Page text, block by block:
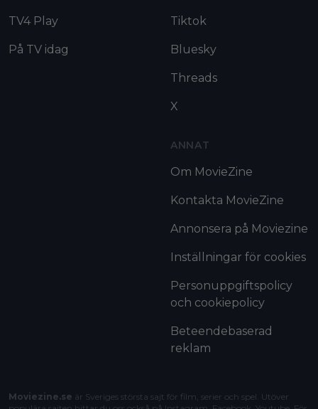
TV4 Play
På TV idag
Tiktok
Bluesky
Threads
X
ANNAT
Om MovieZine
Kontakta MovieZine
Annonsera på Moviezine
Inställningar för cookies
Personuppgiftspolicy
och cookiepolicy
Beteendebaserad
reklam
Moviezine.se är Sveriges största sajt för film, serier och spel. Utöver